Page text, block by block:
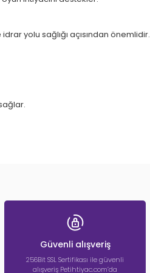
yolu sağlığı açısından önemlidir.
Güvenli alışveriş
256Bit SSL Sertifikası ile güvenli
alışveriş Petihtiyac.com’da